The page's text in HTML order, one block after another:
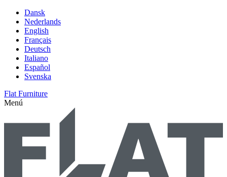
Dansk
Nederlands
English
Français
Deutsch
Italiano
Español
Svenska
Flat Furniture
Menú